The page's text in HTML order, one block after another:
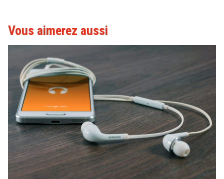
Vous aimerez aussi
search